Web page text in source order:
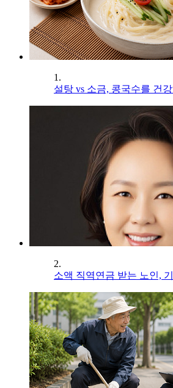
1.
설탕 vs 소금, 콩국수를 건
2.
소액 직역연금 받는 노인,